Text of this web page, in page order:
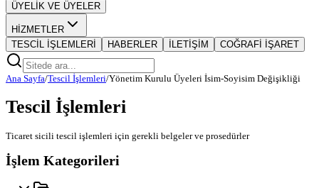
ÜYELİK VE ÜYELER
HİZMETLER
TESCİL İŞLEMLERİ
HABERLER İLETİŞİM COĞRAFİ İŞARET
Ana Sayfa/Tescil İşlemleri/Yönetim Kurulu Üyeleri İsim-Soyisim Değişikliği
Tescil İşlemleri
Ticaret sicili tescil işlemleri için gerekli belgeler ve prosedürler
İşlem Kategorileri